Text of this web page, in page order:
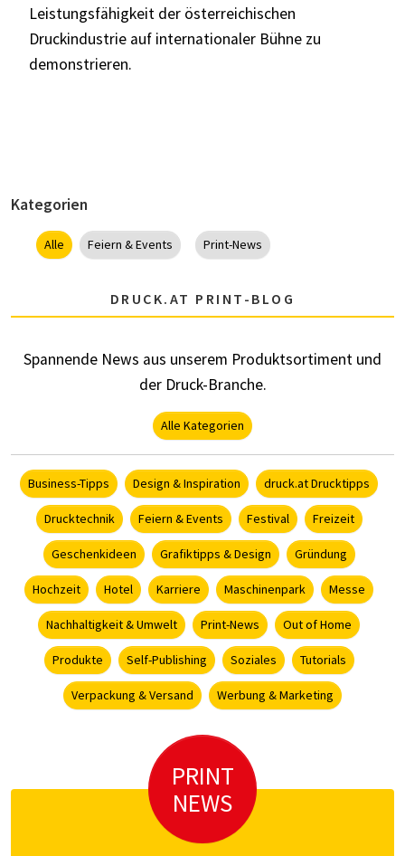
Leistungsfähigkeit der österreichischen
Druckindustrie auf internationaler Bühne zu
demonstrieren.
Kategorien
Alle Feiern & Events Print-News
DRUCK.AT PRINT-BLOG
Spannende News aus unserem Produktsortiment und
der Druck-Branche.
Alle Kategorien
Business-Tipps Design & Inspiration druck.at Drucktipps
Drucktechnik Feiern & Events Festival Freizeit
Geschenkideen Grafiktipps & Design Gründung
Hochzeit Hotel Karriere Maschinenpark Messe
Nachhaltigkeit & Umwelt Print-News Out of Home
Produkte Self-Publishing Soziales Tutorials
Verpackung & Versand Werbung & Marketing
PRINT
NEWS